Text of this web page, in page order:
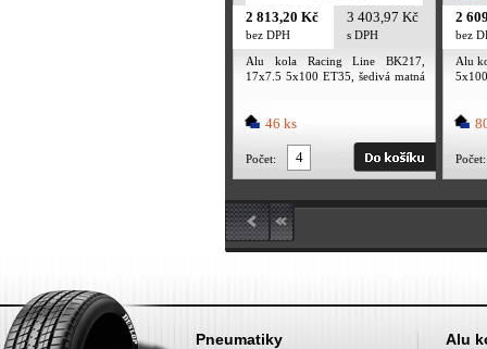
2 813,20 Kč
bez DPH
3 403,97 Kč
s DPH
Alu kola Racing Line BK217,
17x7.5 5x100 ET35, šedivá matná
46 ks
Počet:
2
bez
Alu
Počet:
Pneumatiky Alu